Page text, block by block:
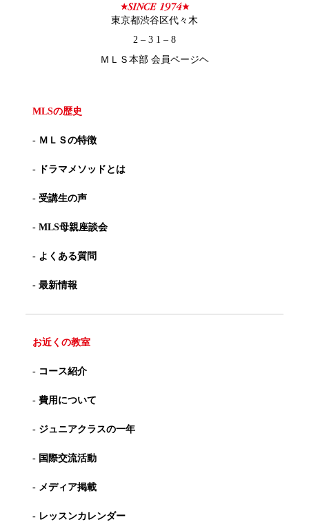
東京都渋谷区代々木
2 – 3 1 – 8
ＭＬＳ本部 会員ページヘ
MLSの歴史
- ＭＬＳの特徴
- ドラマメソッドとは
- 受講生の声
- MLS母親座談会
- よくある質問
- 最新情報
お近くの教室
- コース紹介
- 費用について
- ジュニアクラスの一年
- 国際交流活動
- メディア掲載
- レッスンカレンダー